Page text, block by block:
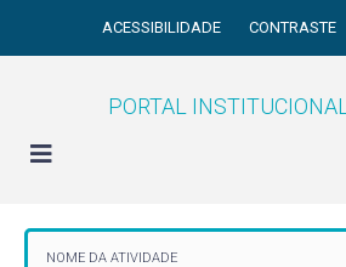
ACESSIBILIDADE CONTRASTE
PORTAL INSTITUCIONAL
NOME DA ATIVIDADE